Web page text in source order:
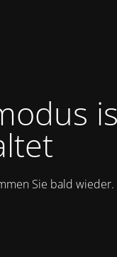
Sie bald wieder.